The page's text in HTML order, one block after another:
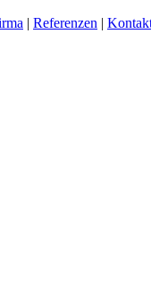
| Referenzen |